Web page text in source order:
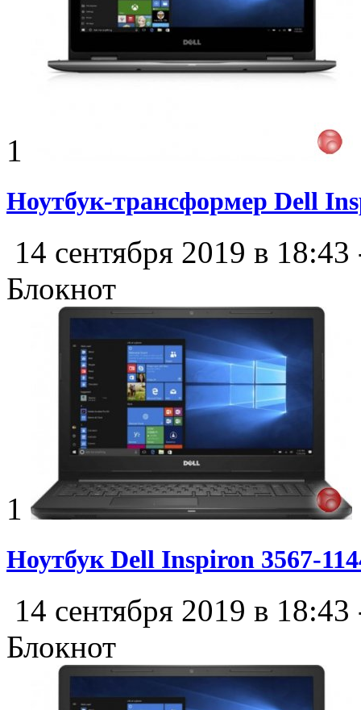
1
Ноутбук-трансформер Dell
14 сентября 2019 в
Блокнот
1
Ноутбук Dell Inspiron 3567-
14 сентября 2019 в
Блокнот